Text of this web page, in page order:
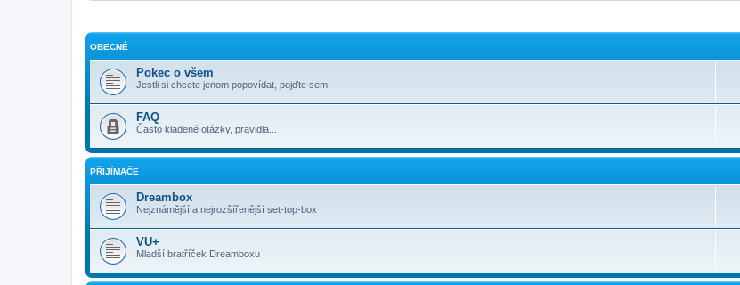
OBECNÉ
Pokec o všem
Jestli si chcete jenom popovídat, pojďte sem.
FAQ
Často kladené otázky, pravidla...
PŘIJÍMAČE
Dreambox
Nejznámější a nejrozšířenější set-top-box
VU+
Mladší bratříček Dreamboxu